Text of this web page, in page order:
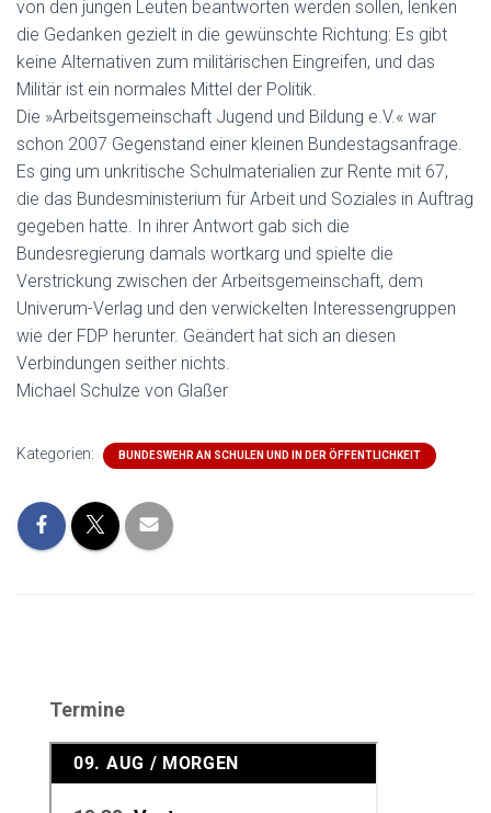
von den jungen Leuten beantworten werden sollen, lenken
die Gedanken gezielt in die gewünschte Richtung: Es gibt
keine Alternativen zum militärischen Eingreifen, und das
Militär ist ein normales Mittel der Politik.
Die »Arbeitsgemeinschaft Jugend und Bildung e.V.« war
schon 2007 Gegenstand einer kleinen Bundestagsanfrage.
Es ging um unkritische Schulmaterialien zur Rente mit 67,
die das Bundesministerium für Arbeit und Soziales in Auftrag
gegeben hatte. In ihrer Antwort gab sich die
Bundesregierung damals wortkarg und spielte die
Verstrickung zwischen der Arbeitsgemeinschaft, dem
Univerum-Verlag und den verwickelten Interessengruppen
wie der FDP herunter. Geändert hat sich an diesen
Verbindungen seither nichts.
Michael Schulze von Glaßer
Kategorien: BUNDESWEHR AN SCHULEN UND IN DER ÖFFENTLICHKEIT
Termine